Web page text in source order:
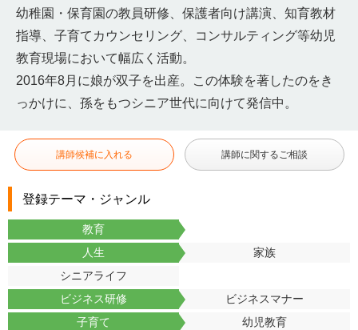
幼稚園・保育園の教員研修、保護者向け講演、知育教材
指導、子育てカウンセリング、コンサルティング等幼児
教育現場において幅広く活動。
2016年8月に娘が双子を出産。この体験を著したのをき
っかけに、孫をもつシニア世代に向けて発信中。
講師候補に入れる 講師に関するご相談
登録テーマ・ジャンル
教育
人生
家族
シニアライフ
ビジネス研修
ビジネスマナー
子育て
幼児教育